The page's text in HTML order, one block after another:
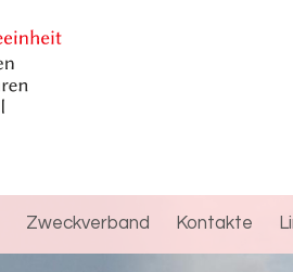
Zweckverband Kontakte